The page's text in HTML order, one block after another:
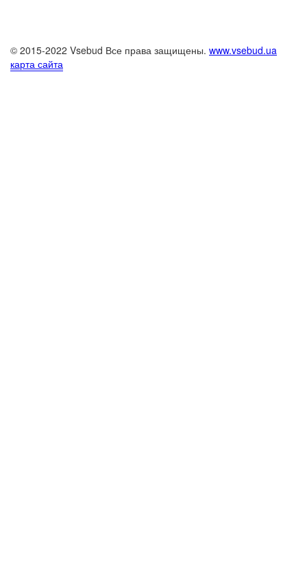
© 2015-2022 Vsebud Все права защищены. www.vsebud.ua
карта сайта